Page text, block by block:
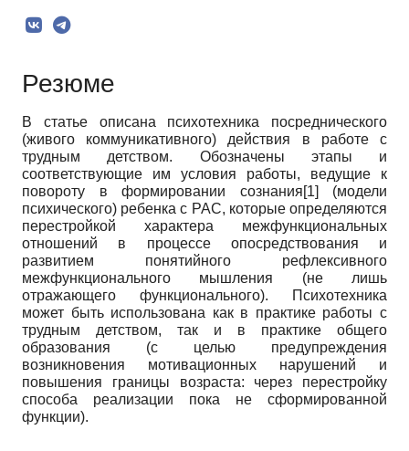
Резюме
В статье описана психотехника посреднического
(живого коммуникативного) действия в работе с
трудным детством. Обозначены этапы и
соответствующие им условия работы, ведущие к
повороту в формировании сознания[1] (модели
психического) ребенка с РАС, которые определяются
перестройкой характера межфункциональных
отношений в процессе опосредствования и
развитием понятийного рефлексивного
межфункционального мышления (не лишь
отражающего функционального). Психотехника
может быть использована как в практике работы с
трудным детством, так и в практике общего
образования (с целью предупреждения
возникновения мотивационных нарушений и
повышения границы возраста: через перестройку
способа реализации пока не сформированной
функции).